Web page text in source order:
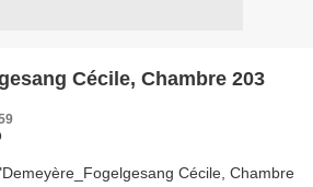
Cécile, Chambre 203